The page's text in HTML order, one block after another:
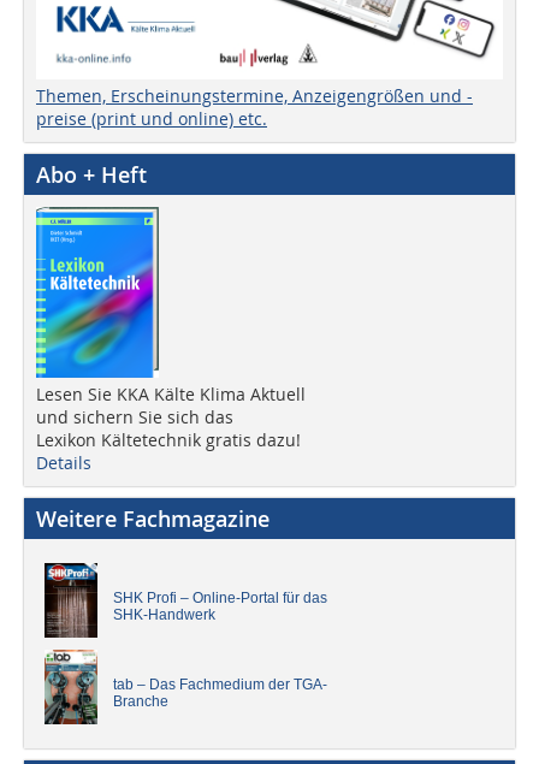
Themen, Erscheinungstermine, Anzeigengrößen und -
preise (print und online) etc.
Abo + Heft
Lesen Sie KKA Kälte Klima Aktuell
und sichern Sie sich das
Lexikon Kältetechnik gratis dazu!
Details
Weitere Fachmagazine
SHK Profi – Online-Portal für das
SHK-Handwerk
tab – Das Fachmedium der TGA-
Branche